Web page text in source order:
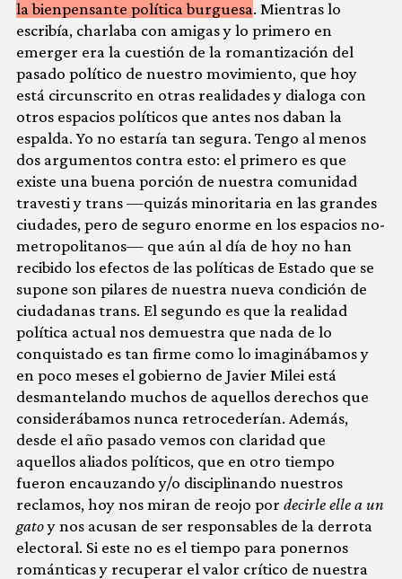
la bienpensante política burguesa. Mientras lo
escribía, charlaba con amigas y lo primero en
emerger era la cuestión de la romantización del
pasado político de nuestro movimiento, que hoy
está circunscrito en otras realidades y dialoga con
otros espacios políticos que antes nos daban la
espalda. Yo no estaría tan segura. Tengo al menos
dos argumentos contra esto: el primero es que
existe una buena porción de nuestra comunidad
travesti y trans —quizás minoritaria en las grandes
ciudades, pero de seguro enorme en los espacios no-
metropolitanos— que aún al día de hoy no han
recibido los efectos de las políticas de Estado que se
supone son pilares de nuestra nueva condición de
ciudadanas trans. El segundo es que la realidad
política actual nos demuestra que nada de lo
conquistado es tan firme como lo imaginábamos y
en poco meses el gobierno de Javier Milei está
desmantelando muchos de aquellos derechos que
considerábamos nunca retrocederían. Además,
desde el año pasado vemos con claridad que
aquellos aliados políticos, que en otro tiempo
fueron encauzando y/o disciplinando nuestros
reclamos, hoy nos miran de reojo pordecirle elle a un
gatoy nos acusan de ser responsables de la derrota
electoral. Si este no es el tiempo para ponernos
románticas y recuperar el valor crítico de nuestra